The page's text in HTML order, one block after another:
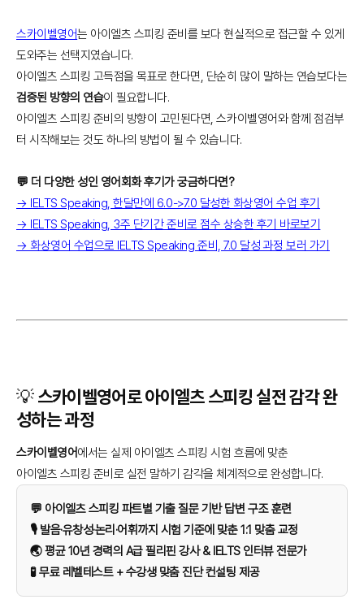
스카이벨영어는 아이엘츠 스피킹 준비를 보다 현실적으로 접근할 수 있게
도와주는 선택지였습니다.
아이엘츠 스피킹 고득점을 목표로 한다면, 단순히 많이 말하는 연습보다는
검증된 방향의 연습이 필요합니다.
아이엘츠 스피킹 준비의 방향이 고민된다면, 스카이벨영어와 함께 점검부
터 시작해보는 것도 하나의 방법이 될 수 있습니다.
💬 더 다양한 성인 영어회화 후기가 궁금하다면?
→ IELTS Speaking, 한달만에 6.0->7.0 달성한 화상영어 수업 후기
→ IELTS Speaking, 3주 단기간 준비로 점수 상승한 후기 바로보기
→ 화상영어 수업으로 IELTS Speaking 준비, 7.0 달성 과정 보러 가기
💡 스카이벨영어로 아이엘츠 스피킹 실전 감각 완
성하는 과정
스카이벨영어에서는 실제 아이엘츠 스피킹 시험 흐름에 맞춘
아이엘츠 스피킹 준비로 실전 말하기 감각을 체계적으로 완성합니다.
💬 아이엘츠 스피킹 파트별 기출 질문 기반 답변 구조 훈련
🎙️ 발음·유창성·논리·어휘까지 시험 기준에 맞춘 1:1 맞춤 교정
🌏 평균 10년 경력의 A급 필리핀 강사 & IELTS 인터뷰 전문가
🧪 무료 레벨테스트 + 수강생 맞춤 진단 컨설팅 제공